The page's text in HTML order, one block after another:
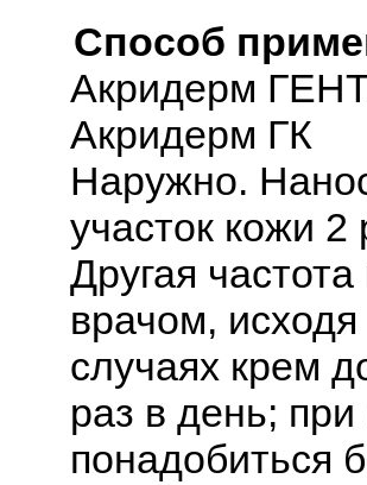
Способ
Акридерм
Акридерм ГК
Наружно.
участок кожи
Другая
врачом,
случаях крем
раз в день;
понадобиться